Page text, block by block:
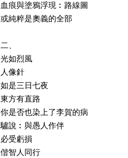
血痕與塗鴉浮現︰路線圖
或純粹是奧義的全部
二、
光如烈風
人像針
如是三日七夜
東方有直路
你是否也染上了李賀的病
驢說︰與愚人作伴
必受虧損
偕智人同行